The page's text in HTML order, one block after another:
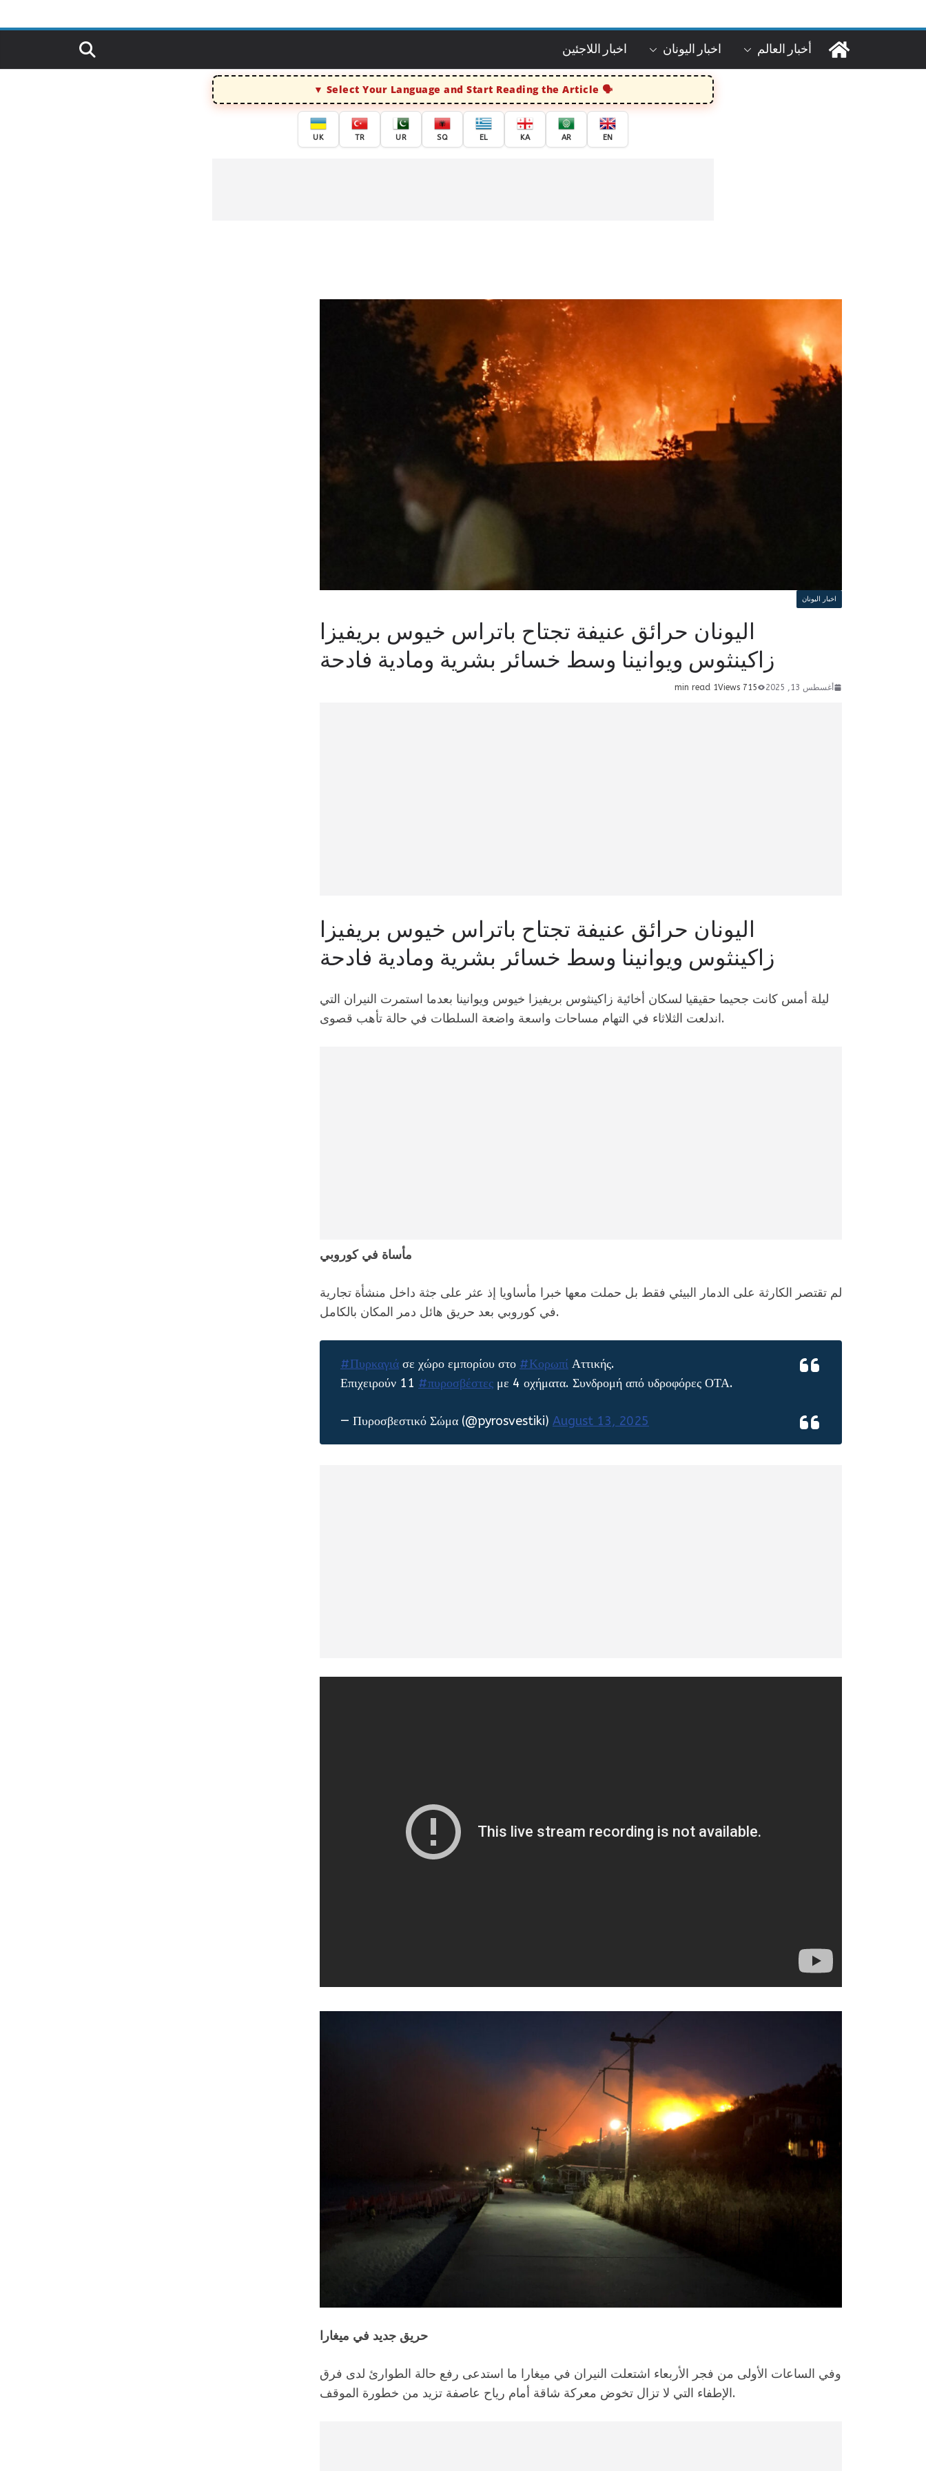
to
أخبار العالم اخبار اليونان اخبار اللاجئين
Select Your Language and Start Reading the Article
EN
AR
KA
EL
SQ
UR
TR
UK
اخبار اليونان
اليونان حرائق عنيفة تجتاح باتراس خيوس بريفيزا
زاكينثوس ويوانينا وسط خسائر بشرية ومادية فادحة
أغسطس 13, 2025 715 Views
1 min read
اليونان حرائق عنيفة تجتاح باتراس خيوس بريفيزا
زاكينثوس ويوانينا وسط خسائر بشرية ومادية فادحة
ليلة أمس كانت جحيما حقيقيا لسكان أخائية زاكينثوس بريفيزا خيوس ويوانينا بعدما استمرت النيران التي
اندلعت الثلاثاء في التهام مساحات واسعة واضعة السلطات في حالة تأهب قصوى.
مأساة في كوروبي
لم تقتصر الكارثة على الدمار البيئي فقط بل حملت معها خبرا مأساويا إذ عثر على جثة داخل منشأة تجارية
في كوروبي بعد حريق هائل دمر المكان بالكامل.
#Πυρκαγιά σε χώρο εμπορίου στο #Κορωπί Αττικής.
Επιχειρούν 11 #πυροσβέστες με 4 οχήματα. Συνδρομή από υδροφόρες ΟΤΑ.
— Πυροσβεστικό Σώμα (@pyrosvestiki) August 13, 2025
حريق جديد في ميغارا
وفي الساعات الأولى من فجر الأربعاء اشتعلت النيران في ميغارا ما استدعى رفع حالة الطوارئ لدى فرق
الإطفاء التي لا تزال تخوض معركة شاقة أمام رياح عاصفة تزيد من خطورة الموقف.